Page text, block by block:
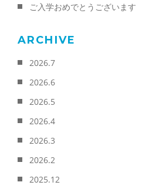
ご入学おめでとうございます
ARCHIVE
2026.7
2026.6
2026.5
2026.4
2026.3
2026.2
2025.12